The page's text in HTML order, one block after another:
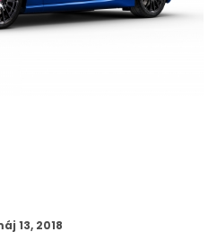
13, 2018